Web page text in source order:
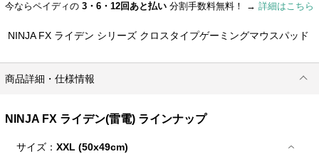
今ならペイディの 3・6・12回あと払い 分割手数料無料！ → 詳細はこちら
NINJA FX ライデン シリーズ クロスタイプゲーミングマウスパッド
商品詳細・仕様情報
NINJA FX ライデン(雷電) ラインナップ
サイズ：XXL (50x49cm)